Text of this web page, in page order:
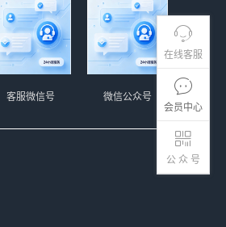
在线客服
会员中心
公 众 号
微信公众号
客服微信号